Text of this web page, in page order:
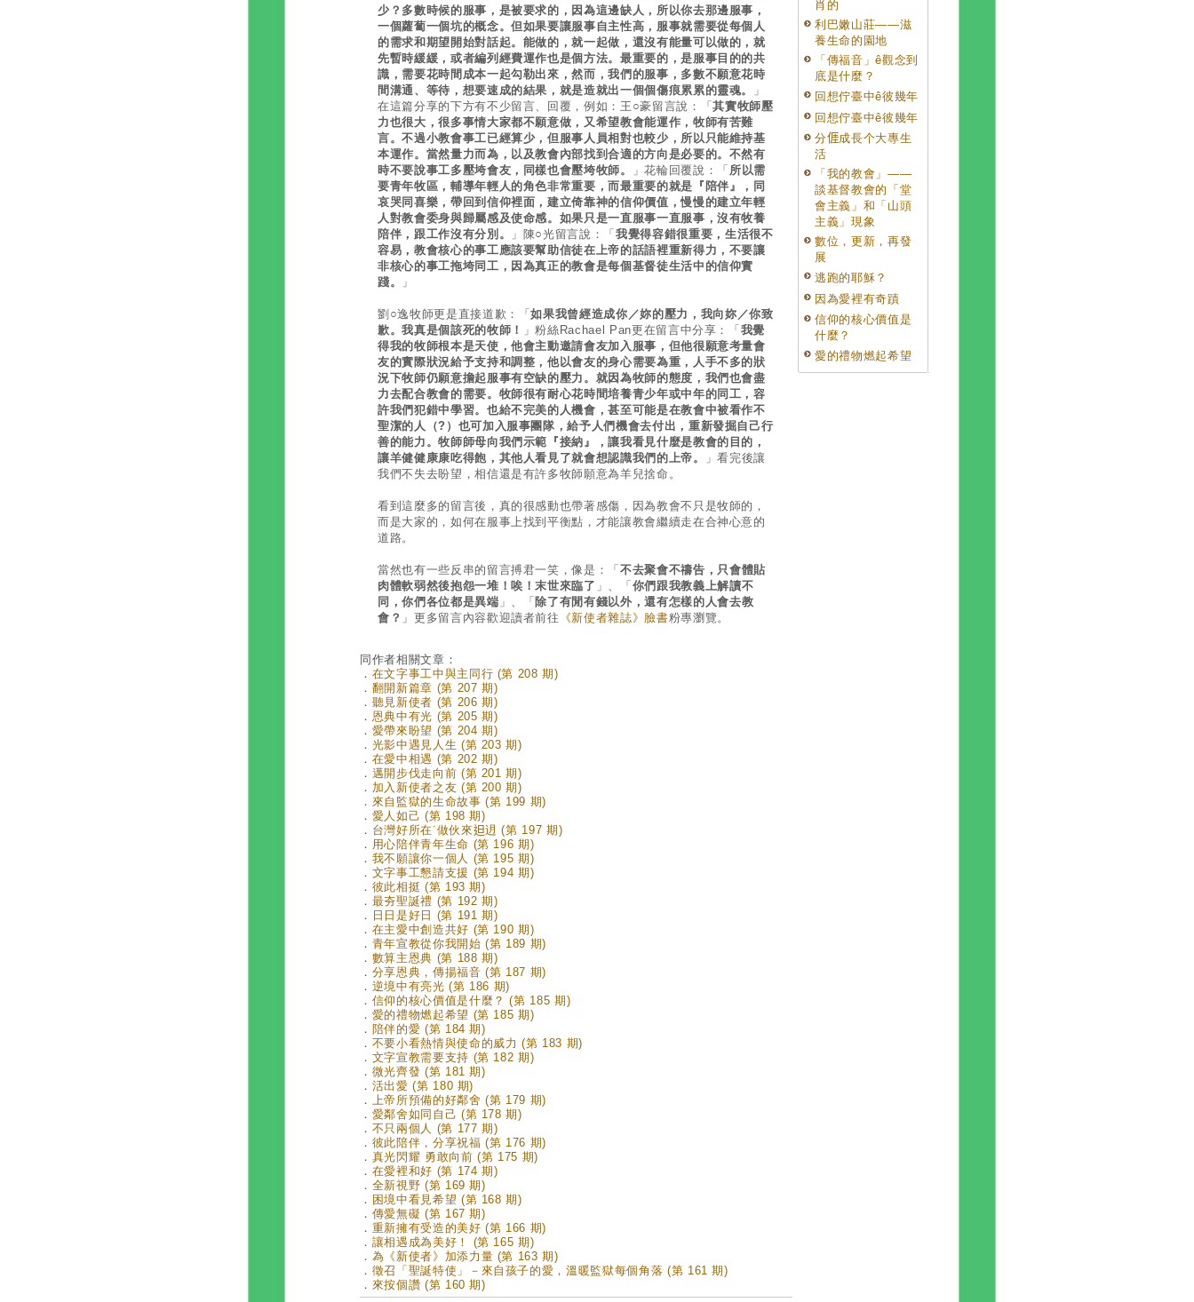
少？多數時候的服事，是被要求的，因為這邊缺人，所以你去那邊服事，
一個蘿蔔一個坑的概念。但如果要讓服事自主性高，服事就需要從每個人
的需求和期望開始對話起。能做的，就一起做，還沒有能量可以做的，就
先暫時緩緩，或者編列經費運作也是個方法。最重要的，是服事目的的共
識，需要花時間成本一起勾勒出來，然而，我們的服事，多數不願意花時
間溝通、等待，想要速成的結果，就是造就出一個個傷痕累累的靈魂。
」
在這篇分享的下方有不少留言、回覆，例如：王○豪留言說：「其實牧師壓
力也很大，很多事情大家都不願意做，又希望教會能運作，牧師有苦難
言。不過小教會事工已經算少，但服事人員相對也較少，所以只能維持基
本運作。當然量力而為，以及教會內部找到合適的方向是必要的。不然有
時不要說事工多壓垮會友，同樣也會壓垮牧師。
」花輪回覆說：「 所以需
要青年牧區，輔導年輕人的角色非常重要，而最重要的就是『陪伴』，同
哀哭同喜樂，帶回到信仰裡面，建立倚靠神的信仰價值，慢慢的建立年輕
人對教會委身與歸屬感及使命感。如果只是一直服事一直服事，沒有牧養
陪伴，跟工作沒有分別。
」陳○光留言說：「我覺得容錯很重要，生活很不
容易，教會核心的事工應該要幫助信徒在上帝的話語裡重新得力，不要讓
非核心的事工拖垮同工，因為真正的教會是每個基督徒生活中的信仰實
踐。
」
劉○逸牧師更是直接道歉：「如果我曾經造成你／妳的壓力，我向妳／你致
歉。我真是個該死的牧師！
」粉絲Rachael Pan更在留言中分享：「 我覺
得我的牧師根本是天使，他會主動邀請會友加入服事，但他很願意考量會
友的實際狀況給予支持和調整，他以會友的身心需要為重，人手不多的狀
況下牧師仍願意擔起服事有空缺的壓力。就因為牧師的態度，我們也會盡
力去配合教會的需要。牧師很有耐心花時間培養青少年或中年的同工，容
許我們犯錯中學習。也給不完美的人機會，甚至可能是在教會中被看作不
聖潔的人（?）也可加入服事團隊，給予人們機會去付出，重新發掘自己行
善的能力。牧師師母向我們示範『接納』，讓我看見什麼是教會的目的，
讓羊健健康康吃得飽，其他人看見了就會想認識我們的上帝。
」看完後讓
我們不失去盼望，相信還是有許多牧師願意為羊兒捨命。
看到這麼多的留言後，真的很感動也帶著感傷，因為教會不只是牧師的，
而是大家的，如何在服事上找到平衡點，才能讓教會繼續走在合神心意的
道路。
當然也有一些反串的留言搏君一笑，像是：「 不去聚會不禱告，只會體貼
肉體軟弱然後抱怨一堆！唉！末世來臨了 」、「 你們跟我教義上解讀不
同，你們各位都是異端 」、「 除了有閒有錢以外，還有怎樣的人會去教
會？ 」更多留言內容歡迎讀者前往 《新使者雜誌》臉書粉專瀏覽。
同作者相關文章：
． 在文字事工中與主同行 (第 208 期)
． 翻開新篇章 (第 207 期)
． 聽見新使者 (第 206 期)
． 恩典中有光 (第 205 期)
． 愛帶來盼望 (第 204 期)
． 光影中遇見人生 (第 203 期)
． 在愛中相遇 (第 202 期)
． 邁開步伐走向前 (第 201 期)
． 加入新使者之友 (第 200 期)
． 來自監獄的生命故事 (第 199 期)
． 愛人如己 (第 198 期)
． 台灣好所在˙做伙來𨑨迌 (第 197 期)
． 用心陪伴青年生命 (第 196 期)
． 我不願讓你一個人 (第 195 期)
． 文字事工懇請支援 (第 194 期)
． 彼此相挺 (第 193 期)
． 最夯聖誕禮 (第 192 期)
． 日日是好日 (第 191 期)
． 在主愛中創造共好 (第 190 期)
． 青年宣教從你我開始 (第 189 期)
． 數算主恩典 (第 188 期)
． 分享恩典，傳揚福音 (第 187 期)
． 逆境中有亮光 (第 186 期)
． 信仰的核心價值是什麼？ (第 185 期)
． 愛的禮物燃起希望 (第 185 期)
． 陪伴的愛 (第 184 期)
． 不要小看熱情與使命的威力 (第 183 期)
． 文字宣教需要支持 (第 182 期)
． 微光齊發 (第 181 期)
． 活出愛 (第 180 期)
． 上帝所預備的好鄰舍 (第 179 期)
． 愛鄰舍如同自己 (第 178 期)
． 不只兩個人 (第 177 期)
． 彼此陪伴，分享祝福 (第 176 期)
． 真光閃耀 勇敢向前 (第 175 期)
． 在愛裡和好 (第 174 期)
． 全新視野 (第 169 期)
． 困境中看見希望 (第 168 期)
． 傳愛無礙 (第 167 期)
． 重新擁有受造的美好 (第 166 期)
． 讓相遇成為美好！ (第 165 期)
． 為《新使者》加添力量 (第 163 期)
． 徵召「聖誕特使」－來自孩子的愛，溫暖監獄每個角落 (第 161 期)
． 來按個讚 (第 160 期)
肖的
利巴嫩山莊——滋
養生命的園地
「傳福音」ê觀念到
底是什麼？
回想佇臺中ê彼幾年
回想佇臺中ê彼幾年
分𠊎成長个大專生
活
「我的教會」——
談基督教會的「堂
會主義」和「山頭
主義」現象
數位，更新，再發
展
逃跑的耶穌？
因為愛裡有奇蹟
信仰的核心價值是
什麼？
愛的禮物燃起希望